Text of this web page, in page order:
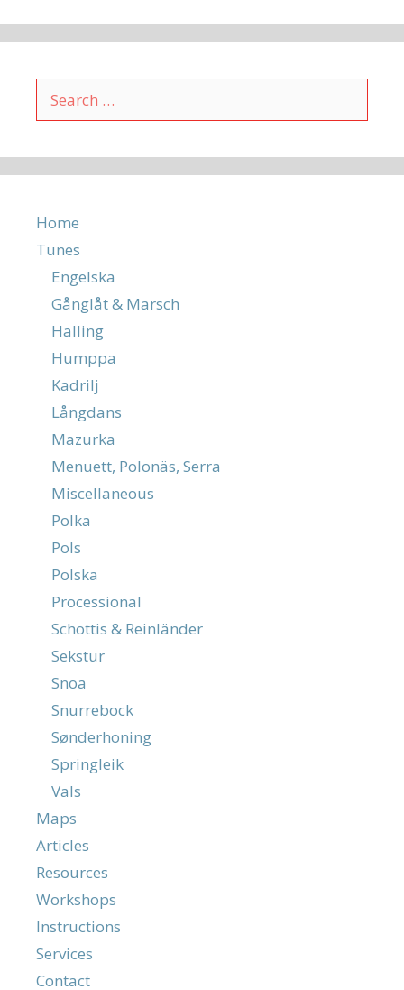
for:
Home
Tunes
Engelska
Gånglåt & Marsch
Halling
Humppa
Kadrilj
Långdans
Mazurka
Menuett, Polonäs, Serra
Miscellaneous
Polka
Pols
Polska
Processional
Schottis & Reinländer
Sekstur
Snoa
Snurrebock
Sønderhoning
Springleik
Vals
Maps
Articles
Resources
Workshops
Instructions
Services
Contact